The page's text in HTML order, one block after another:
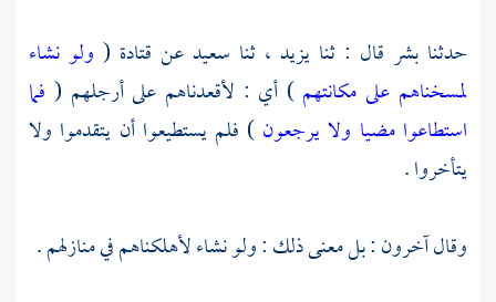
حدثنابشر قال : ثنا يزيد ، ثنا سعيد عن قتادة ( ولو نشاء
لمسخناهم على مكانتهم) أي : لأقعدناهم على أرجلهم ( فما
استطاعوا مضيا ولا يرجعون ) فلم يستطيعوا أن يتقدموا ولا
يتأخروا .
وقال آخرون : بل معنى ذلك : ولو نشاء لأهلكناهم في منازلهم .